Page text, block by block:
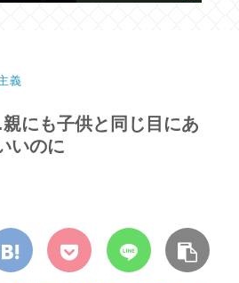
義
にも子供と同じ目にあ
いのに